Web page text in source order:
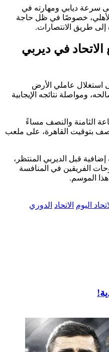
سرعة ديابي ومهارته في
الأهلي، خصوصًا في ظل حاجة
إلى طريق الانتصارات.
في ديربي
استغلال عاملي الأرض
ومواصلة نتائجه الإيجابية
الثامنة والنصف مساءً
بتوقيت القاهرة، على ملعب
قبل الديربي المنتظر،
الفريقين في المنافسة
الموسم.
اليوم الاتحاد الدوري